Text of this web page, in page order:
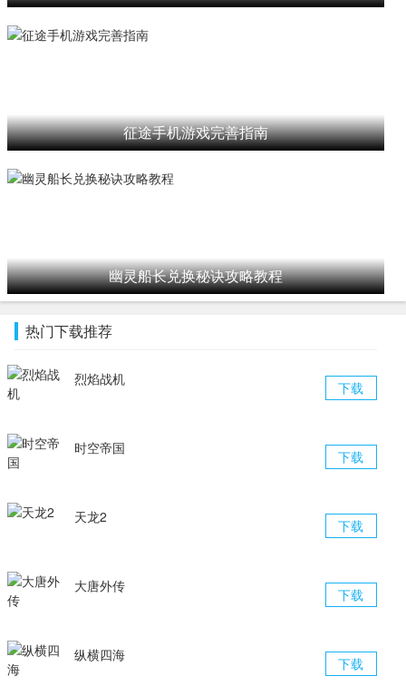
征途手机游戏完善指南
幽灵船长兑换秘诀攻略教程
热门下载推荐
下载
烈焰战机
下载
时空帝国
下载
天龙2
下载
大唐外传
下载
纵横四海